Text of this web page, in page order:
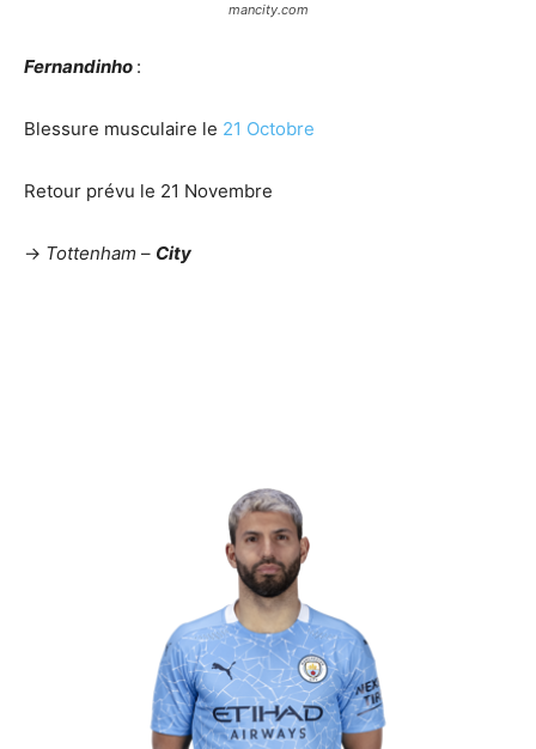
mancity.com
Fernandinho :
Blessure musculaire le 21 Octobre
Retour prévu le 21 Novembre
-> Tottenham – City